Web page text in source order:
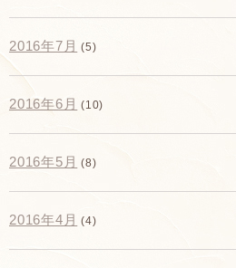
2016年7月 (5)
2016年6月 (10)
2016年5月 (8)
2016年4月 (4)